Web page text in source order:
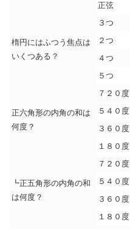
正弦
楕円にはふつう焦点は
いくつある？
３つ
２つ
４つ
５つ
正六角形の内角の和は
何度？
７２０度
５４０度
３６０度
１８０度
┗正五角形の内角の和
は何度？
７２０度
５４０度
３６０度
１８０度